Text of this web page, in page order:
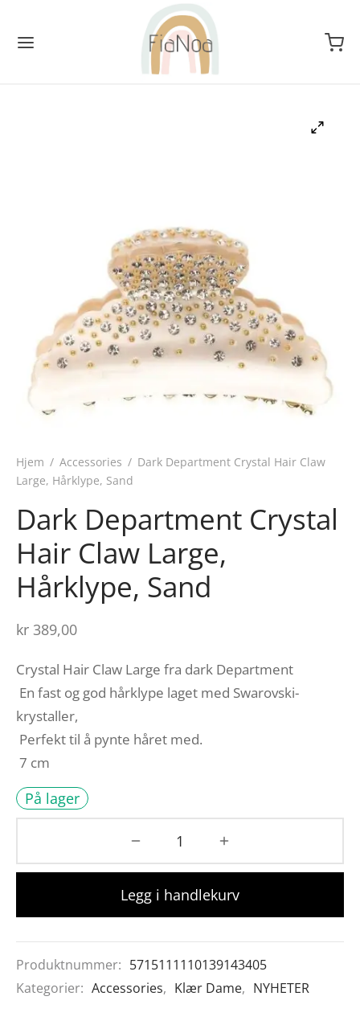
Hjem / Accessories / Dark Department Crystal Hair Claw
Large, Hårklype, Sand
Dark Department Crystal
Hair Claw Large,
Hårklype, Sand
kr 389,00
Crystal Hair Claw Large fra dark Department
En fast og god hårklype laget med Swarovski-
krystaller,
Perfekt til å pynte håret med.
7 cm
På lager
Legg i handlekurv
Produktnummer: 5715111110139143405
Kategorier: Accessories, Klær Dame, NYHETER